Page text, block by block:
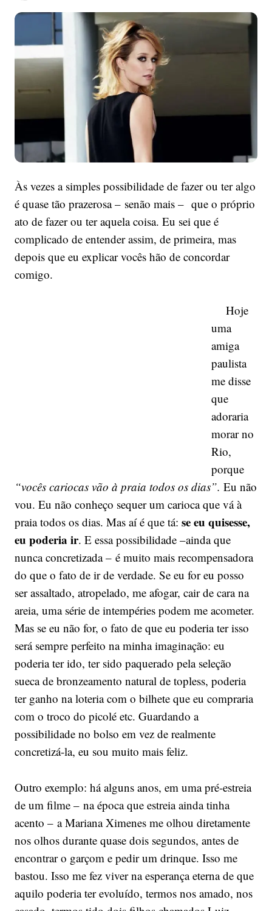
possibilidade
Às vezes a simples possibilidade de fazer ou ter algo
é quase tão prazerosa – senão mais – que o próprio
ato de fazer ou ter aquela coisa. Eu sei que é
complicado de entender assim, de primeira, mas
depois que eu explicar vocês hão de concordar
comigo.
Hoje
uma
amiga
paulista
me disse
que
adoraria
morar no
Rio,
porque
“vocês cariocas vão à praia todos os dias”. Eu não
vou. Eu não conheço sequer um carioca que vá à
praia todos os dias. Mas aí é que tá: se eu quisesse,
eu poderia ir. E essa possibilidade –ainda que
nunca concretizada – é muito mais recompensadora
do que o fato de ir de verdade. Se eu for eu posso
ser assaltado, atropelado, me afogar, cair de cara na
areia, uma série de intempéries podem me acometer.
Mas se eu não for, o fato de que eu poderia ter isso
será sempre perfeito na minha imaginação: eu
poderia ter ido, ter sido paquerado pela seleção
sueca de bronzeamento natural de topless, poderia
ter ganho na loteria com o bilhete que eu compraria
com o troco do picolé etc. Guardando a
possibilidade no bolso em vez de realmente
concretizá-la, eu sou muito mais feliz.
Outro exemplo: há alguns anos, em uma pré-estreia
de um filme – na época que estreia ainda tinha
acento – a Mariana Ximenes me olhou diretamente
nos olhos durante quase dois segundos, antes de
encontrar o garçom e pedir um drinque. Isso me
bastou. Isso me fez viver na esperança eterna de que
aquilo poderia ter evoluído, termos nos amado, nos